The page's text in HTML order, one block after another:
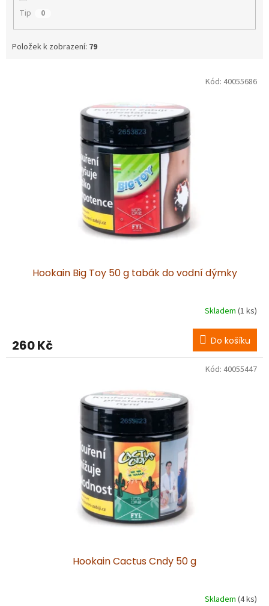
Tip 0
Položek k zobrazení: 79
Hookain Big Toy 50 g tabák do vodní dýmky
Skladem (1 ks)
260 Kč Do košíku
Kód: 40055686
Hookain Cactus Cndy 50 g
Skladem (4 ks)
Kód: 40055447